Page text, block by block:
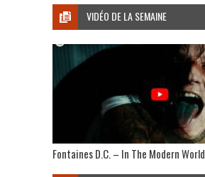
VIDÉO DE LA SEMAINE
Fontaines D.C. – In The Modern World